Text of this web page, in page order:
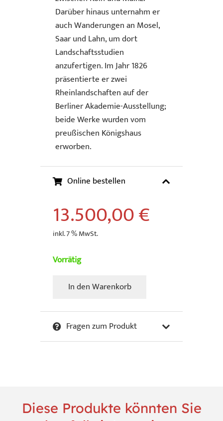
Darüber hinaus unternahm er
auch Wanderungen an Mosel,
Saar und Lahn, um dort
Landschaftsstudien
anzufertigen. Im Jahr 1826
präsentierte er zwei
Rheinlandschaften auf der
Berliner Akademie-Ausstellung;
beide Werke wurden vom
preußischen Königshaus
erworben.
Online bestellen
13.500,00€
inkl. 7 % MwSt.
Vorrätig
Dietzler,
-
Blick
In den Warenkorb
Fragen zum Produkt
Diese Produkte könnten Sie